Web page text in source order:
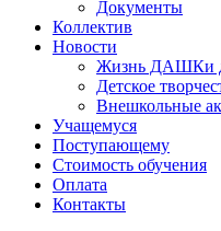
Документы
Коллектив
Новости
Жизнь ДАШКи
Детское
Внешкольные
Учащемуся
Поступающему
Стоимость обучения
Оплата
Контакты